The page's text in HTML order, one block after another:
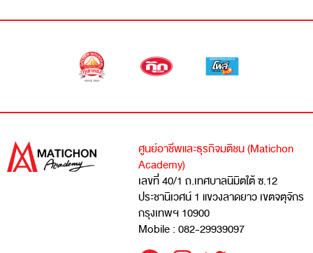
ศูนย์อาชีพและธุรกิจมติชน (Matichon
Academy)
เลขที่ 40/1 ถ.เทศบาลนิมิตใต้ ซ.12
ประชานิเวศน์ 1 แขวงลาดยาว เขตจตุจักร
กรุงเทพฯ 10900
Mobile : 082-29939097